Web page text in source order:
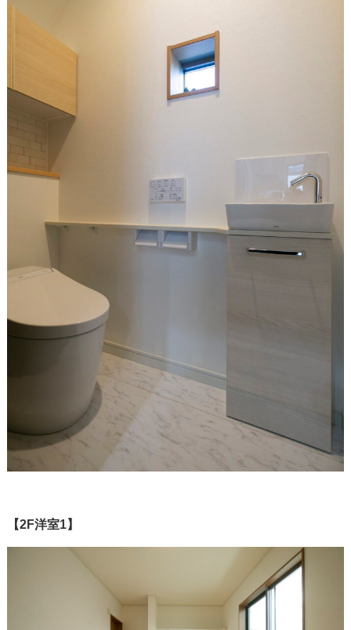
【2F洋室1】